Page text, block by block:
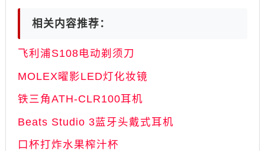
相关内容推荐：
飞利浦S108电动剃须刀
MOLEX曜影LED灯化妆镜
铁三角ATH-CLR100耳机
Beats Studio 3蓝牙头戴式耳机
口杯打炸水果榨汁杯